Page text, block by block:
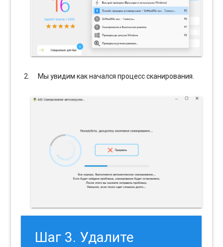
Мы увидим как начался процесс сканирования.
Шаг 3. Удалите